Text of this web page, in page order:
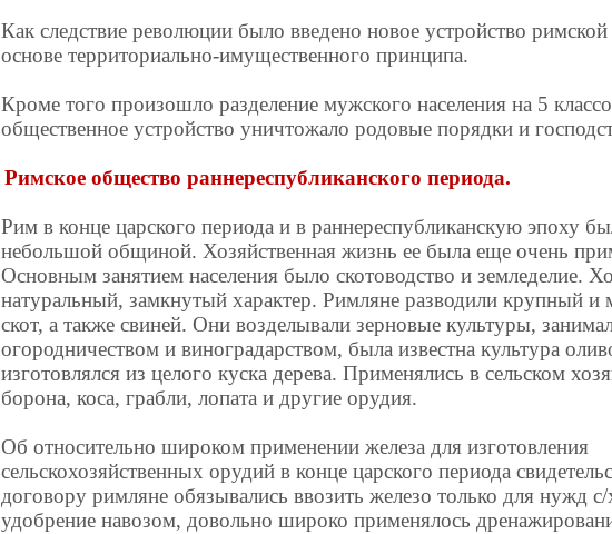
Как следствие революции было введено новое устройство
основе территориально-имущественного принципа.
Кроме того произошло разделение мужского населения на 5
общественное устройство уничтожало родовые порядки и
Римское общество раннереспубликанского периода.
Рим в конце царского периода и в раннереспубликанскую эпоху
небольшой общиной. Хозяйственная жизнь ее была еще очень
Основным занятием населения было скотоводство и земледелие.
натуральный, замкнутый характер. Римляне разводили крупный и
скот, а также свиней. Они возделывали зерновые культуры,
огородничеством и виноградарством, была известна культура
изготовлялся из целого куска дерева. Применялись в сельском
борона, коса, грабли, лопата и другие орудия.
Об относительно широком применении железа для изготовления
сельскохозяйственных орудий в конце царского периода
договору римляне обязывались ввозить железо только для нужд
удобрение навозом, довольно широко применялось